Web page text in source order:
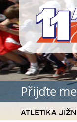
Přijďte
Atletika